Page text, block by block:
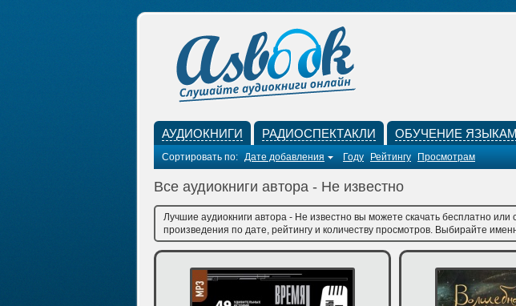
АУДИОКНИГИ РАДИОСПЕКТАКЛИ ОБУЧЕНИЕ ЯЗЫКАМ
Сортировать по: Дате добавления Году Рейтингу Просмотрам
Все аудиокниги автора - Не известно
Лучшие аудиокниги автора - Не известно вы можете скачать бесплатно
произведения по дате, рейтингу и количеству просмотров. Выбирайте